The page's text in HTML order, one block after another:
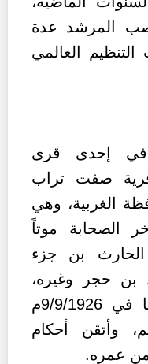
المرشد عدة
العالمي
في إحدى قرى
قرية صفت تراب
الغربية، وهي
الصحابة موتاً
بن جزء
بن حجر وغيره،
وكان مولد القرضاوي فيها في 9/9/1926م
وأتقن أحكام
من عمره.